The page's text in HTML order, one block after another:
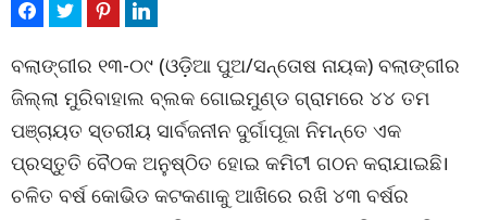
ବଲାଙ୍ଗୀର ୧୩-୦୯ (ଓଡ଼ିଆ ପୁଅ/ସନ୍ତୋଷ ନାୟକ) ବଲାଙ୍ଗୀର
ଜିଲ୍ଲା ମୁରିବାହାଲ ବ୍ଲକ ଗୋଇମୁଣ୍ଡ ଗ୍ରାମରେ ୪୪ ତମ
ପଞ୍ଚାୟତ ସ୍ତରୀୟ ସାର୍ବଜନୀନ ଦୁର୍ଗାପୂଜା ନିମନ୍ତେ ଏକ
ପ୍ରସ୍ତୁତି ବୈଠକ ଅନୁଷ୍ଠିତ ହୋଇ କମିଟୀ ଗଠନ କରାଯାଇଛି।
ଚଳିତ ବର୍ଷ କୋଭିଡ କଟକଣାକୁ ଆଖିରେ ରଖି ୪୩ ବର୍ଷର